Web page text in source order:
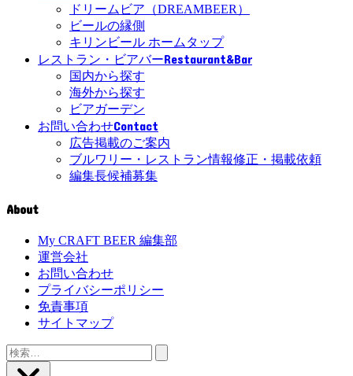
ドリームビア（DREAMBEER）
ビールの縁側
キリンビール ホームタップ
レストラン・ビアバーRestaurant&Bar
国内から探す
海外から探す
ビアガーデン
お問い合わせContact
広告掲載のご案内
ブルワリー・レストラン情報修正・掲載依頼
編集長候補募集
About
My CRAFT BEER 編集部
運営会社
お問い合わせ
プライバシーポリシー
免責事項
サイトマップ
検
索: